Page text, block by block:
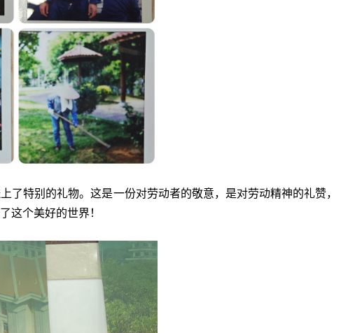
特别的礼物。这是一份对劳动者的敬意，是对劳动精神的礼赞，
这个美好的世界！